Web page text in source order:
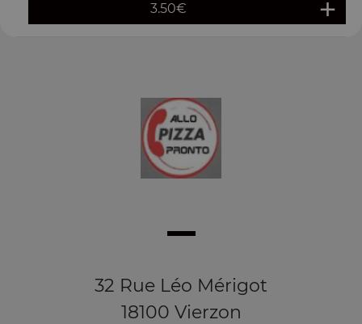
3.50€
32 Rue Léo Mérigot
18100 Vierzon